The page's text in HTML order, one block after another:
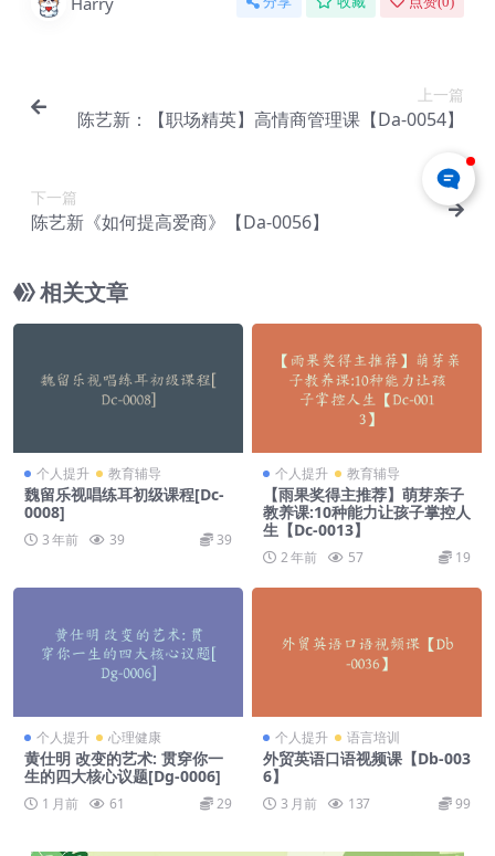
上一篇
陈艺新：【职场精英】高情商管理课【Da-0054】
下一篇
陈艺新《如何提高爱商》【Da-0056】
相关文章
个人提升 教育辅导
魏留乐视唱练耳初级课程[Dc-
0008]
3 年前 39 39
个人提升 教育辅导
【雨果奖得主推荐】萌芽亲子
教养课:10种能力让孩子掌控人
生【Dc-0013】
2 年前 57 19
个人提升 心理健康
黄仕明 改变的艺术: 贯穿你一
生的四大核心议题[Dg-0006]
1 月前 61 29
个人提升 语言培训
外贸英语口语视频课【Db-003
6】
3 月前 137 99